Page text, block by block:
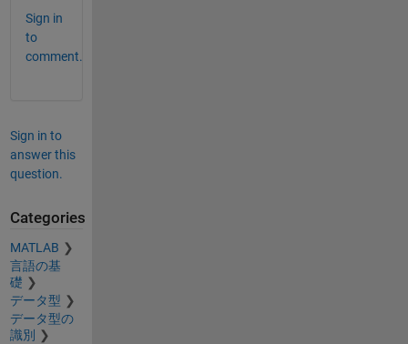
Sign in
to
comment.
Sign in to
answer this
question.
Categories
MATLAB
言語の基
礎
データ型
データ型の
識別